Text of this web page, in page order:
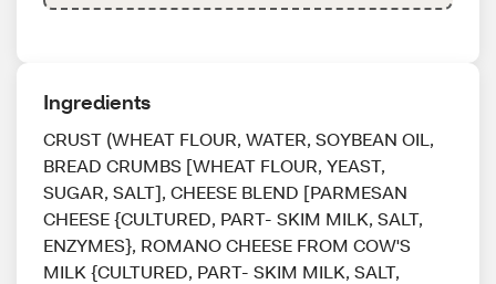
Ingredients
CRUST (WHEAT FLOUR, WATER, SOYBEAN OIL,
BREAD CRUMBS [WHEAT FLOUR, YEAST,
SUGAR, SALT], CHEESE BLEND [PARMESAN
CHEESE {CULTURED, PART- SKIM MILK, SALT,
ENZYMES}, ROMANO CHEESE FROM COW'S
MILK {CULTURED, PART- SKIM MILK, SALT,